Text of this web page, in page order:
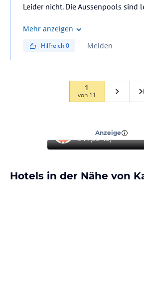
Leider nicht. Die Aussenpools sind
Mehr anzeigen
Hilfreich0 Melden
1
von 11
Anzeige
Für diesen Preis
Erik (36-40)
Hotels in der Nähe von